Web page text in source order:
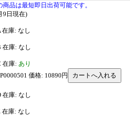
商品は最短即日出荷可能です。
9日現在)
在庫: なし
在庫: なし
在庫: あり
価格: 10890円
在庫: なし
在庫: なし